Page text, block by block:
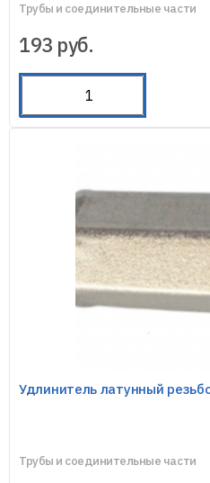
Трубы и соединительные части
193 руб.
Удлинитель латунный
Трубы и соединительные части